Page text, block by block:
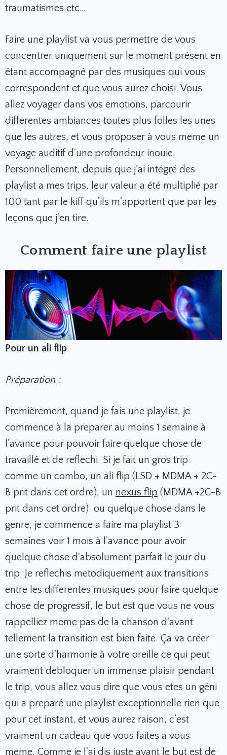
traumatismes etc…
Faire une playlist va vous permettre de vous
concentrer uniquement sur le moment présent en
étant accompagné par des musiques qui vous
correspondent et que vous aurez choisi. Vous
allez voyager dans vos emotions, parcourir
differentes ambiances toutes plus folles les unes
que les autres, et vous proposer à vous meme un
voyage auditif d'une profondeur inouie.
Personnellement, depuis que j'ai intégré des
playlist a mes trips, leur valeur a été multiplié par
100 tant par le kiff qu'ils m'apportent que par les
leçons que j'en tire.
Comment faire une playlist
Pour un ali flip
Préparation :
Premièrement, quand je fais une playlist, je
commence à la preparer au moins 1 semaine à
l'avance pour pouvoir faire quelque chose de
travaillé et de reflechi. Si je fait un gros trip
comme un combo, un ali flip (LSD + MDMA + 2C-
B prit dans cet ordre), un nexus flip (MDMA +2C-B
prit dans cet ordre) ou quelque chose dans le
genre, je commence a faire ma playlist 3
semaines voir 1 mois à l'avance pour avoir
quelque chose d'absolument parfait le jour du
trip. Je reflechis metodiquement aux transitions
entre les differentes musiques pour faire quelque
chose de progressif, le but est que vous ne vous
rappelliez meme pas de la chanson d'avant
tellement la transition est bien faite. Ça va créer
une sorte d'harmonie à votre oreille ce qui peut
vraiment debloquer un immense plaisir pendant
le trip, vous allez vous dire que vous etes un géni
qui a preparé une playlist exceptionnelle rien que
pour cet instant, et vous aurez raison, c’est
vraiment un cadeau que vous faites a vous
meme. Comme je l'ai dis juste avant le but est de